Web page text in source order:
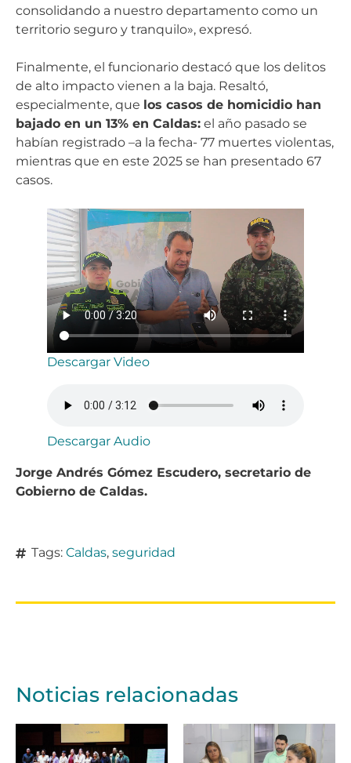
consolidando a nuestro departamento como un
territorio seguro y tranquilo», expresó.
Finalmente, el funcionario destacó que los delitos
de alto impacto vienen a la baja. Resaltó,
especialmente, que los casos de homicidio han
bajado en un 13% en Caldas: el año pasado se
habían registrado –a la fecha- 77 muertes violentas,
mientras que en este 2025 se han presentado 67
casos.
Descargar Video
Descargar Audio
Jorge Andrés Gómez Escudero, secretario de
Gobierno de Caldas.
Tags: Caldas, seguridad
Noticias relacionadas